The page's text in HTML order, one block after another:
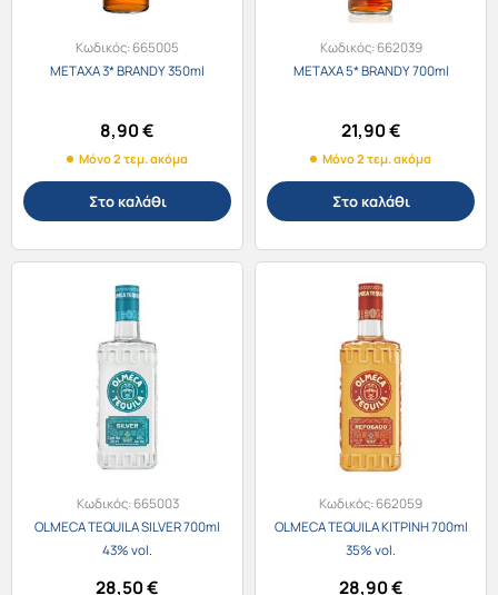
Κωδικός:665005
METAXA 3* BRANDY 350ml
8,90€
Μόνο 2 τεμ. ακόμα
Στο καλάθι
Κωδικός:662039
METAXA 5* BRANDY 700ml
21,90€
Μόνο 2 τεμ. ακόμα
Στο καλάθι
Κωδικός:665003
OLMECA TEQUILA SILVER 700ml
43% vol.
28,50€
Κωδικός:662059
OLMECA TEQUILA ΚΙΤΡΙΝΗ 700ml
35% vol.
28,90€